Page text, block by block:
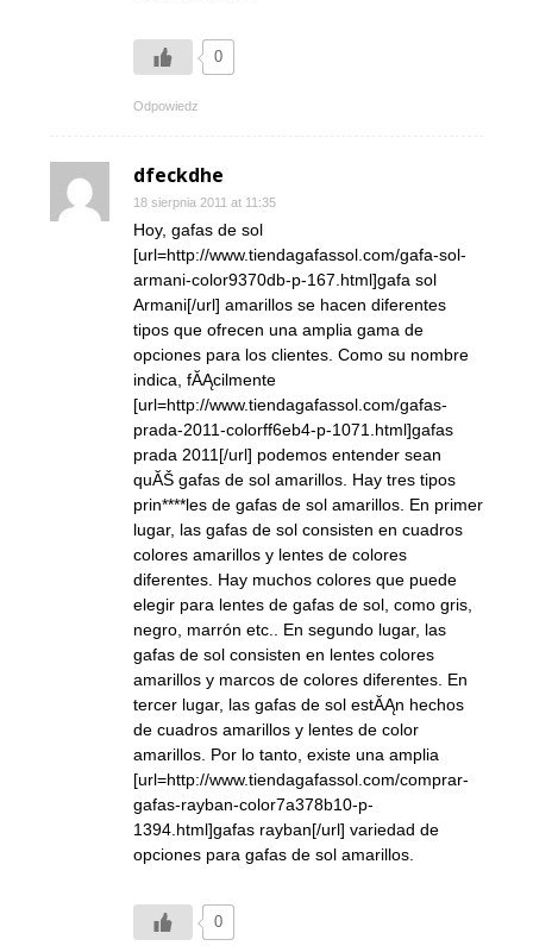
0
Odpowiedz
dfeckdhe
18 sierpnia 2011 at 11:35
Hoy, gafas de sol
[url=http://www.tiendagafassol.com/gafa-sol-
armani-color9370db-p-167.html]gafa sol
Armani[/url] amarillos se hacen diferentes
tipos que ofrecen una amplia gama de
opciones para los clientes. Como su nombre
indica, fĂĄcilmente
[url=http://www.tiendagafassol.com/gafas-
prada-2011-colorff6eb4-p-1071.html]gafas
prada 2011[/url] podemos entender sean
quĂŠ gafas de sol amarillos. Hay tres tipos
prin****les de gafas de sol amarillos. En primer
lugar, las gafas de sol consisten en cuadros
colores amarillos y lentes de colores
diferentes. Hay muchos colores que puede
elegir para lentes de gafas de sol, como gris,
negro, marrón etc.. En segundo lugar, las
gafas de sol consisten en lentes colores
amarillos y marcos de colores diferentes. En
tercer lugar, las gafas de sol estĂĄn hechos
de cuadros amarillos y lentes de color
amarillos. Por lo tanto, existe una amplia
[url=http://www.tiendagafassol.com/comprar-
gafas-rayban-color7a378b10-p-
1394.html]gafas rayban[/url] variedad de
opciones para gafas de sol amarillos.
0